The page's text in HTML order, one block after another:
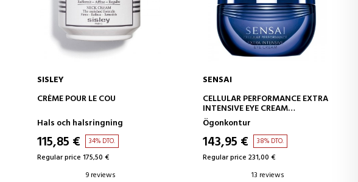
ADD TO CART
SISLEY
CRÈME POUR LE COU
Hals och halsringning
115,85 € 34% DTO.
Regular price 175,50 €
9 reviews
ADD TO CART
SENSAI
CELLULAR PERFORMANCE EXTRA
INTENSIVE EYE CREAM
INTENSIV ANTI-AGING
ÖGONKONTURKRÄM
Ögonkontur
143,95 € 38% DTO.
Regular price 231,00 €
13 reviews